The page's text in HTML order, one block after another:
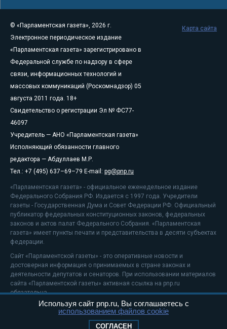
© «Парламентская газета», 2026 г.
Электронное периодическое издание
«Парламентская газета» зарегистрировано в
Федеральной службе по надзору в сфере
связи, информационных технологий и
массовых коммуникаций (Роскомнадзор) 05
августа 2011 года. 18+
Свидетельство о регистрации Эл № ФС77-
46097
Учредитель — АНО «Парламентская газета»
Исполняющий обязанности главного
редактора — Абдуллаев М.Р.
Тел.: +7 (495) 637–69–79 E-mail: pg@pnp.ru
«Парламентская газета» - официальное еженедельное издание
Федерального Собрания РФ. Издается с 1997 года. Учредители
газеты - Государственная Дума и Совет Федерации РФ. Официальный
публикатор федеральных конституционных законов, федеральных
законов и актов палат Федерального Собрания. «Парламентская
газета» имеет пункты печати и представительства в десяти субъектах
федерации.
Сайт «Парламентской газеты» - это оперативные новости и
достоверная информация о принимаемых в стране законах и
деятельности депутатов и сенаторов. При использовании материалов
сайта «Парламентской газеты» активная ссылка на pnp.ru
обязательна.
На информационном ресурсе применяютсярекомендательные
Положение о защите персональных данных
Карта сайта
Используя сайт pnp.ru, Вы соглашаетесь с
использованием файлов cookie
СОГЛАСЕН